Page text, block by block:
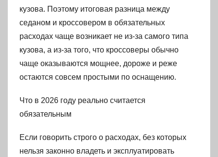
кузова. Поэтому итоговая разница между
седаном и кроссовером в обязательных
расходах чаще возникает не из-за самого типа
кузова, а из-за того, что кроссоверы обычно
чаще оказываются мощнее, дороже и реже
остаются совсем простыми по оснащению.
Что в 2026 году реально считается
обязательным
Если говорить строго о расходах, без которых
нельзя законно владеть и эксплуатировать